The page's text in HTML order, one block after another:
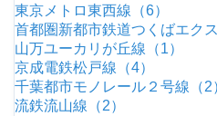
東京メトロ東西線（6）
首都圏新都市鉄道つくばエク
山万ユーカリが丘線（1）
京成電鉄松戸線（4）
千葉都市モノレール２号線（2
流鉄流山線（2）